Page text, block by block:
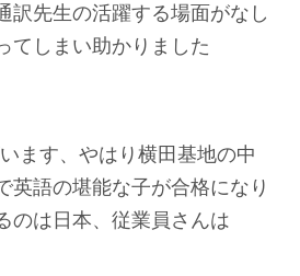
訳先生の活躍する場面がなし
てしまい助かりました
ます、やはり横田基地の中
英語の堪能な子が合格になり
のは日本、従業員さんは